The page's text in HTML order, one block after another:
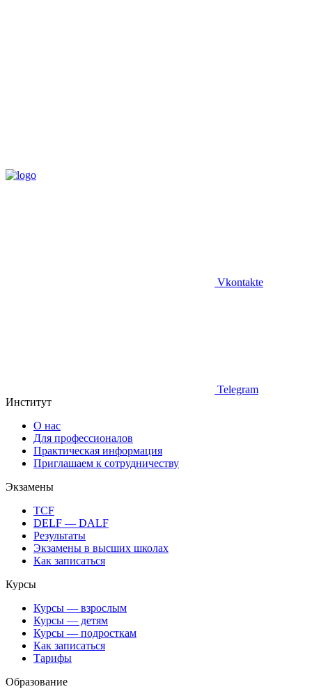
Vkontakte
Telegram
Институт
О нас
Для профессионалов
Практическая информация
Приглашаем к сотрудничеству
Экзамены
TCF
DELF — DALF
Результаты
Экзамены в высших школах
Как записаться
Курсы
Курсы — взрослым
Курсы — детям
Курсы — подросткам
Как записаться
Тарифы
Образование